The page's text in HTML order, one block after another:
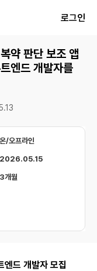
로그인
약 판단 보조 앱
엔드 개발자를
온/오프라인
2026.05.15
3개월
드 개발자 모집